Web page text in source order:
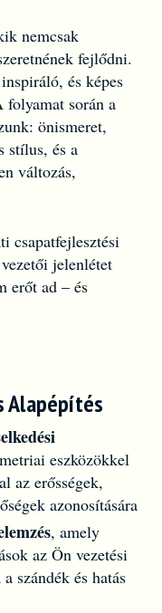
nemcsak
fejlődni.
és képes
folyamat során a
önismeret,
stílus, és a
változás,
csapatfejlesztési
jelenlétet
erőt ad – és
Alapépítés
eszközökkel
az erősségek,
azonosítására
, amely
az Ön vezetési
szándék és hatás